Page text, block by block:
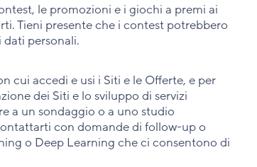
le promozioni e i giochi a premi ai
Tieni presente che i contest potrebbero
personali.
cui accedi e usi i Siti e le Offerte, e per
dei Siti e lo sviluppo di servizi
a un sondaggio o a uno studio
con domande di follow-up o
o Deep Learning che ci consentono di